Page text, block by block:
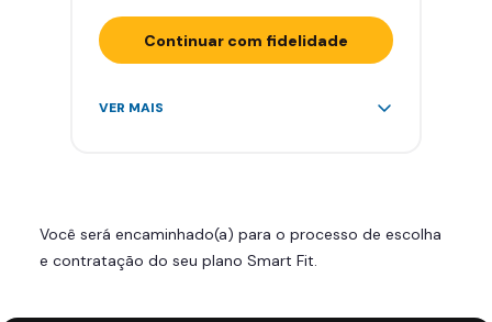
Continuar com fidelidade
Acesso ilimitado a +2.000
Área de musculação e aeróbicos
Smart Fit App
VER MAIS
Você será encaminhado(a) para o processo de escolha
e contratação do seu plano Smart Fit.